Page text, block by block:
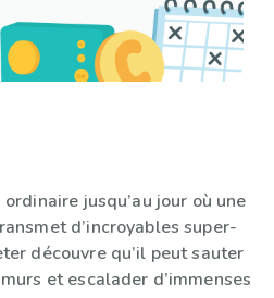
jusqu’au jour où une
d’incroyables super-
découvre qu’il peut sauter
et escalader d’immenses